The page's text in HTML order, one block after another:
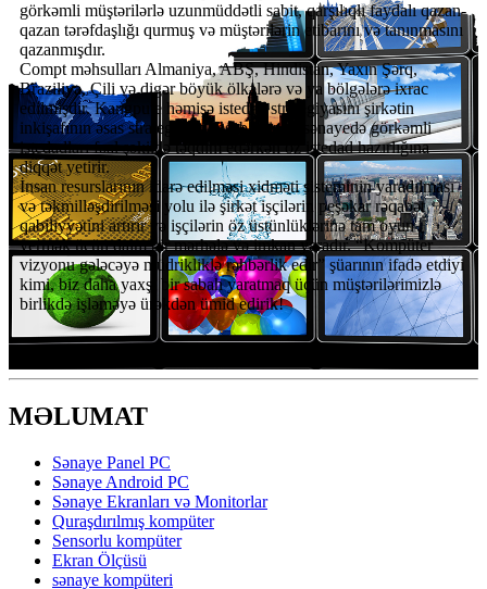
görkəmli müştərilərlə uzunmüddətli sabit, qarşılıqlı faydalı qazan-
qazan tərəfdaşlığı qurmuş və müştərilərin etibarını və tanınmasını
qazanmışdır.
Compt məhsulları Almaniya, ABŞ, Hindistan, Yaxın Şərq,
Braziliya, Çili və digər böyük ölkələrə və ya bölgələrə ixrac
edilmişdir. Kangpute həmişə istedad strategiyasını şirkətin
inkişafının əsas strategiyası hesab edir və sənayedə görkəmli
istedadları fəal şəkildə təqdim edərkən öz istedad hazırlığına
diqqət yetirir.
İnsan resurslarının idarə edilməsi xidməti sisteminin yaradılması
və təkmilləşdirilməsi yolu ilə şirkət işçilərin peşəkar rəqabət
qabiliyyətini artırır və işçilərin öz üstünlüklərinə tam oyun
vermək üçün daim bir mərhələ və imkan yaradır. “Kompüter
vizyonu gələcəyə müdrikliklə rəhbərlik edir” şüarının ifadə etdiyi
kimi, biz daha yaxşı bir sabah yaratmaq üçün müştərilərimizlə
birlikdə işləməyə ürəkdən ümid edirik!
MƏLUMAT
Sənaye Panel PC
Sənaye Android PC
Sənaye Ekranları və Monitorlar
Quraşdırılmış kompüter
Sensorlu kompüter
Ekran Ölçüsü
sənaye kompüteri